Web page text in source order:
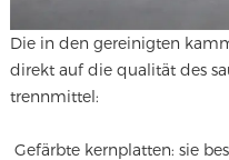
Die in den gereinigten
direkt auf die qualität des
trennmittel:
Gefärbte kernplatten: sie